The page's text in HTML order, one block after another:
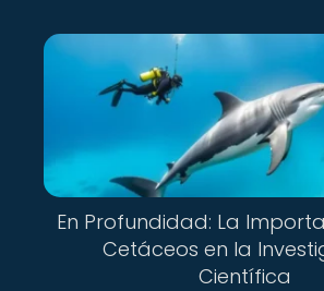
En Profundidad: La
Cetáceos en la
Científica